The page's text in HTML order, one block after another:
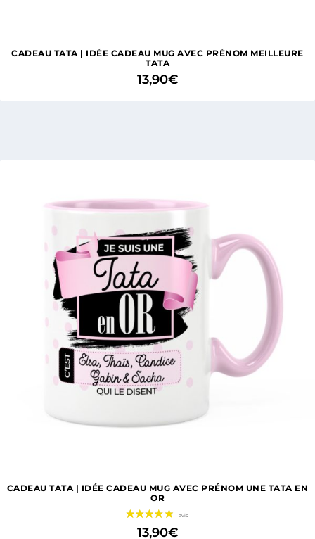
CADEAU TATA | IDÉE CADEAU MUG AVEC PRÉNOM MEILLEURE
TATA
13,90€
CADEAU TATA | IDÉE CADEAU MUG AVEC PRÉNOM UNE TATA EN
OR
13,90€